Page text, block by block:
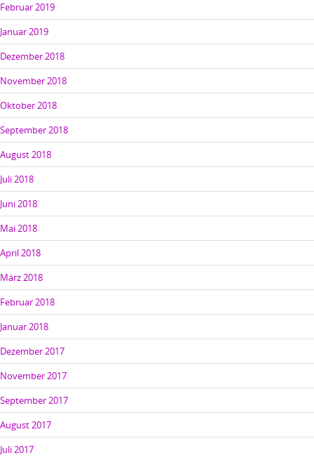
Februar 2019
Januar 2019
Dezember 2018
November 2018
Oktober 2018
September 2018
August 2018
Juli 2018
Juni 2018
Mai 2018
April 2018
März 2018
Februar 2018
Januar 2018
Dezember 2017
November 2017
September 2017
August 2017
Juli 2017